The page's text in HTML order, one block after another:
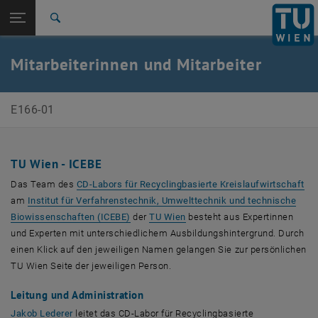
TU Login
Verfahrenstechnik und Luftreinhaltetechnik
Zurück: Subseiten von CD-Labor auflisten
CD-Labor
Team
Mitarbeiterinnen und Mitarbeiter
E166-01
TU Wien - ICEBE
Das Team des CD-Labors für Recyclingbasierte Kreislaufwirtschaft
am Institut für Verfahrenstechnik, Umwelttechnik und technische
Biowissenschaften (ICEBE) derTU Wien besteht aus Expertinnen
und Experten mit unterschiedlichem Ausbildungshintergrund. Durch
einen Klick auf den jeweiligen Namen gelangen Sie zur persönlichen
TU Wien Seite der jeweiligen Person.
Leitung und Administration
Jakob Lederer, öffnet eine externe URL in einem neuen Fenster
leitet das CD-Labor für Recyclingbasierte